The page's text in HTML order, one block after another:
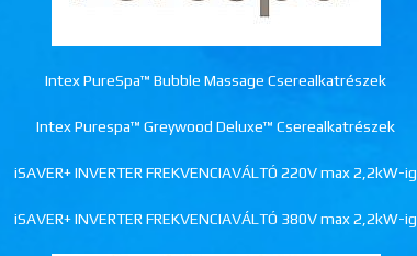
Intex PureSpa™ Bubble Massage Cserealkatrészek
Intex Purespa™ Greywood Deluxe™ Cserealkatrészek
iSAVER+ INVERTER FREKVENCIAVÁLTÓ 220V max 2,2kW-ig
iSAVER+ INVERTER FREKVENCIAVÁLTÓ 380V max 2,2kW-ig